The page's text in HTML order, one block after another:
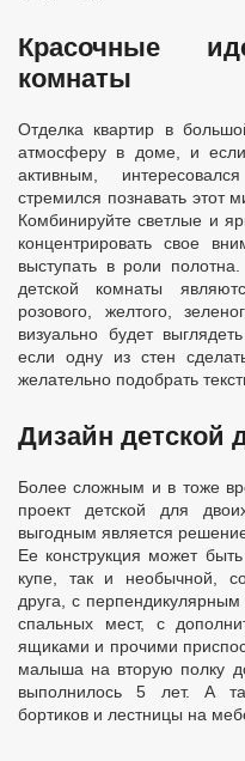
Красочные
комнаты
Отделка квартир в
атмосферу в доме, и
активным,
стремился познавать этот
Комбинируйте светлые и
концентрировать свое
выступать в роли
детской комнаты
розового, желтого,
визуально будет
если одну из стен
желательно подобрать
Дизайн детской
Более сложным и в тоже
проект детской для
выгодным является
Ее конструкция может
купе, так и необычной,
друга, с
спальных мест, с
ящиками и прочими
малыша на вторую полку
выполнилось 5 лет. А
бортиков и лестницы на